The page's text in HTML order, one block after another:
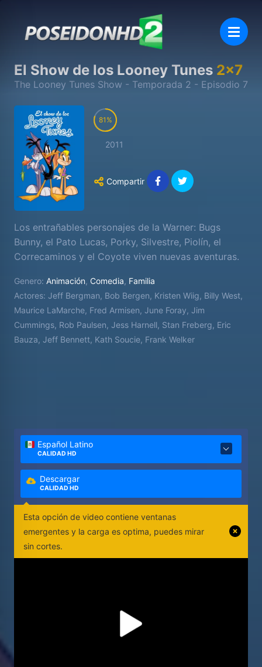
El Show de los Looney Tunes 2x7
The Looney Tunes Show - Temporada 2 - Episodio 7
81
2011
Compartir
Los entrañables personajes de la Warner: Bugs
Bunny, el Pato Lucas, Porky, Silvestre, Piolín, el
Correcaminos y el Coyote viven nuevas aventuras.
Genero: Animación, Comedia, Familia
Actores: Jeff Bergman, Bob Bergen, Kristen Wiig, Billy West,
Maurice LaMarche, Fred Armisen, June Foray, Jim
Cummings, Rob Paulsen, Jess Harnell, Stan Freberg, Eric
Bauza, Jeff Bennett, Kath Soucie, Frank Welker
Español Latino
CALIDAD HD
Descargar
CALIDAD HD
Esta opción de video contiene ventanas
emergentes y la carga es optima, puedes mirar
sin cortes.